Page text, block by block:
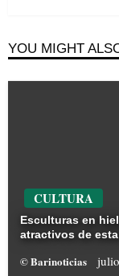
YOU MIGHT
CULTURA
Esculturas en
atractivos de
© Barinoticias